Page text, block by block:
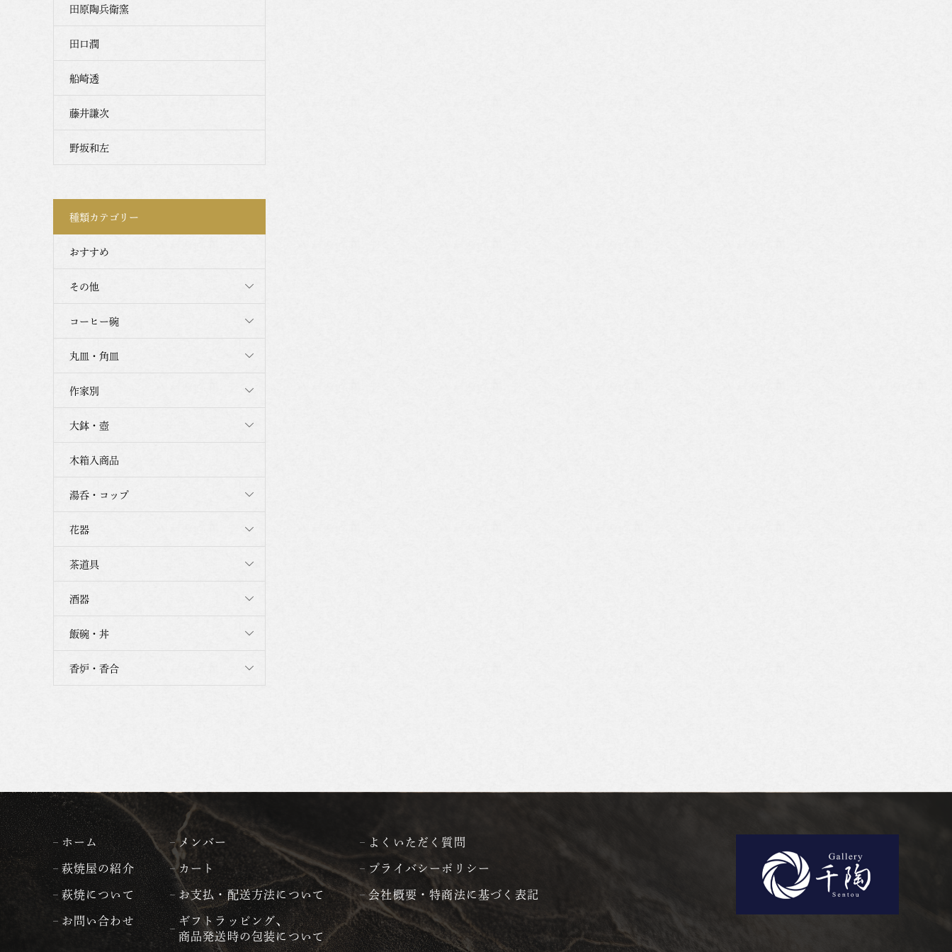
田原陶兵衛窯
田口潤
船崎透
藤井謙次
野坂和左
種類カテゴリー
おすすめ
その他
コーヒー碗
丸皿・角皿
作家別
大鉢・壺
木箱入商品
湯呑・コップ
花器
茶道具
酒器
飯碗・丼
香炉・香合
ホーム
萩焼屋の紹介
萩焼について
お問い合わせ
メンバー
カート
お支払・配送方法について
ギフトラッピング、
商品発送時の包装について
よくいただく質問
プライバシーポリシー
会社概要・特商法に基づく表記